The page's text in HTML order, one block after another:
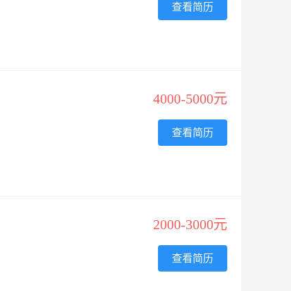
查看简历
4000-5000元
查看简历
2000-3000元
查看简历